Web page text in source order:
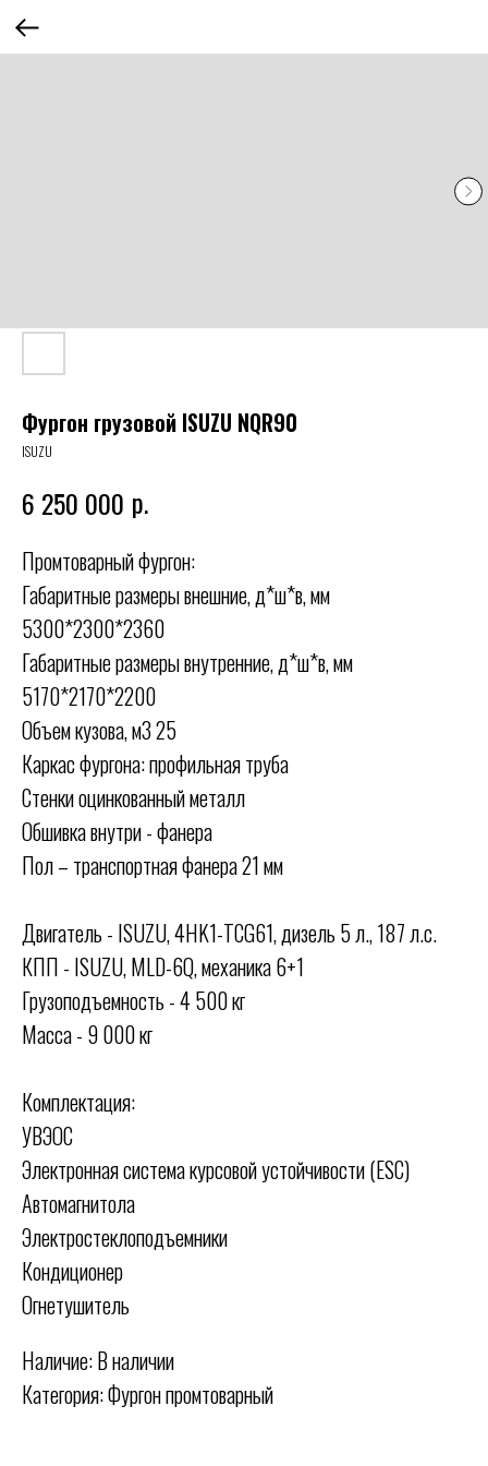
Фургон грузовой ISUZU NQR90
ISUZU
6 250 000 р.
Промтоварный фургон:
Габаритные размеры внешние, д*ш*в, мм
5300*2300*2360
Габаритные размеры внутренние, д*ш*в, мм
5170*2170*2200
Объем кузова, м3 25
Каркас фургона: профильная труба
Стенки оцинкованный металл
Обшивка внутри - фанера
Пол – транспортная фанера 21 мм
Двигатель - ISUZU, 4HK1-TCG61, дизель 5 л., 187 л.с.
КПП - ISUZU, MLD-6Q, механика 6+1
Грузоподъемность - 4 500 кг
Масса - 9 000 кг
Комплектация:
УВЭОС
Электронная система курсовой устойчивости (ESC)
Автомагнитола
Электростеклоподъемники
Кондиционер
Огнетушитель
Наличие: В наличии
Категория: Фургон промтоварный